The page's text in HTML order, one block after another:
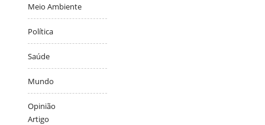
Meio Ambiente
Política
Saúde
Mundo
Opinião
Artigo